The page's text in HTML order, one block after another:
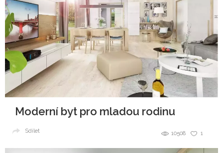
Moderní byt pro mladou rodinu
1
10508
Sdílet